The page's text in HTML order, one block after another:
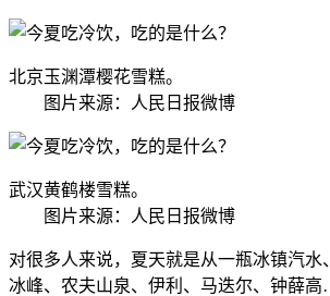
北京玉渊潭樱花雪糕。
图片来源：人民日报微博
武汉黄鹤楼雪糕。
图片来源：人民日报微博
对很多人来说，夏天就是从一瓶冰镇汽水
冰峰、农夫山泉、伊利、马迭尔、钟薛